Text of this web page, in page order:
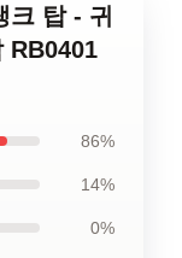
탑 - 귀
RB0401
86%
14%
0%